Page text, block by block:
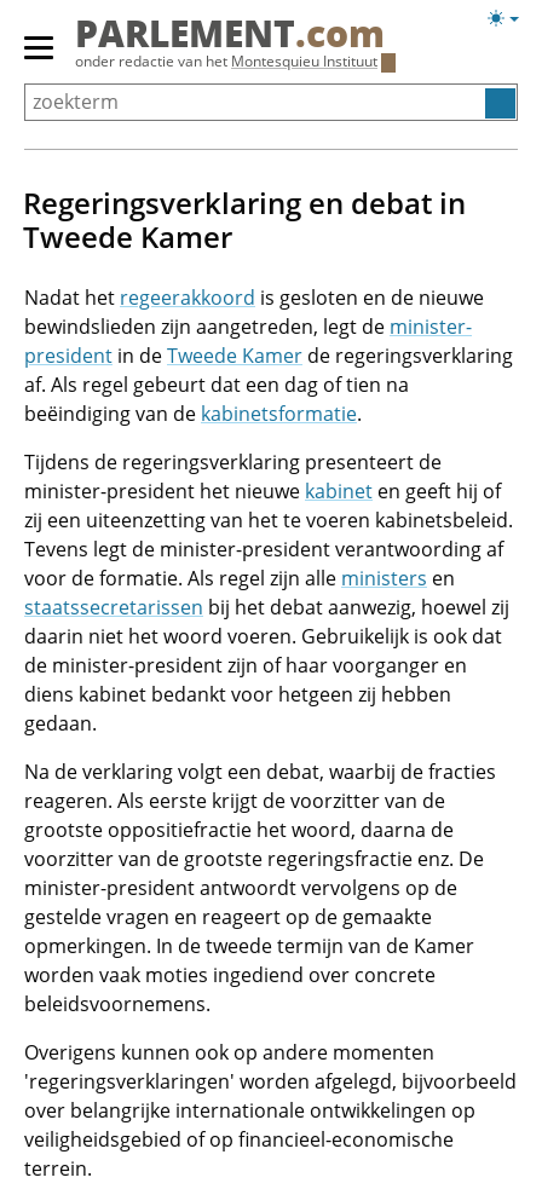
Overslaan
Primair
menu
tonen/verbergen
PARLEMENT.com
onder redactie van het Montesquieu Instituut
Regeringsverklaring en debat in
Tweede Kamer
Nadat het regeerakkoord is gesloten en de nieuwe
bewindslieden zijn aangetreden, legt de minister-
president in deTweede Kamer de regeringsverklaring
af. Als regel gebeurt dat een dag of tien na
beëindiging van de kabinetsformatie.
Tijdens de regeringsverklaring presenteert de
minister-president het nieuwe kabinet en geeft hij of
zij een uiteenzetting van het te voeren kabinetsbeleid.
Tevens legt de minister-president verantwoording af
voor de formatie. Als regel zijn alle ministers en
staatssecretarissen bij het debat aanwezig, hoewel zij
daarin niet het woord voeren. Gebruikelijk is ook dat
de minister-president zijn of haar voorganger en
diens kabinet bedankt voor hetgeen zij hebben
gedaan.
Na de verklaring volgt een debat, waarbij de fracties
reageren. Als eerste krijgt de voorzitter van de
grootste oppositiefractie het woord, daarna de
voorzitter van de grootste regeringsfractie enz. De
minister-president antwoordt vervolgens op de
gestelde vragen en reageert op de gemaakte
opmerkingen. In de tweede termijn van de Kamer
worden vaak moties ingediend over concrete
beleidsvoornemens.
Overigens kunnen ook op andere momenten
'regeringsverklaringen' worden afgelegd, bijvoorbeeld
over belangrijke internationale ontwikkelingen op
veiligheidsgebied of op financieel-economische
terrein.